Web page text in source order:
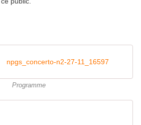
npgs_concerto-n2-27-11_16597
Programme